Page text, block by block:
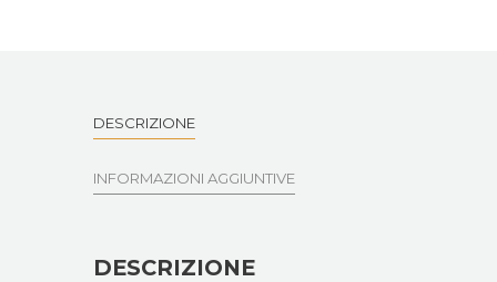
DESCRIZIONE
INFORMAZIONI AGGIUNTIVE
DESCRIZIONE